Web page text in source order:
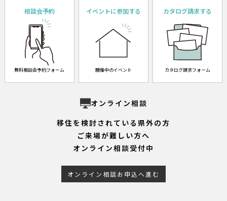
相談会予約
無料相談会予約フォーム
イベントに参加する
開催中のイベント
カタログ請求する
カタログ請求フォーム
オンライン相談
移住を検討されている県外の方
ご来場が難しい方へ
オンライン相談受付中
オンライン相談お申込へ進む